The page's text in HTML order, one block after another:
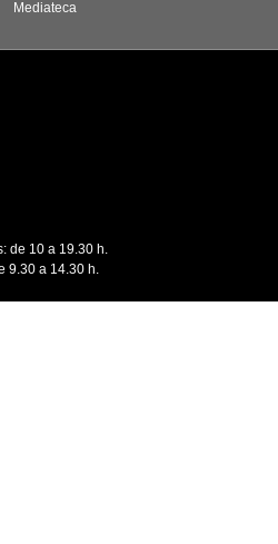
Mediateca
de 10 a 19.30 h.
9.30 a 14.30 h.